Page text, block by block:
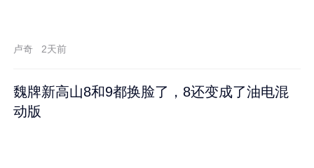
卢奇 2天前
魏牌新高山8和9都换脸了，8还变成了油电混
动版